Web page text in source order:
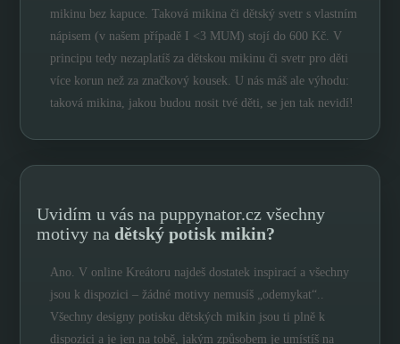
mikinu bez kapuce. Taková mikina či dětský svetr s vlastním
nápisem (v našem případě I <3 MUM) stojí do 600 Kč. V
principu tedy nezaplatíš za dětskou mikinu či svetr pro děti
více korun než za značkový kousek. U nás máš ale výhodu:
taková mikina, jakou budou nosit tvé děti, se jen tak nevidí!
Uvidím u vás na puppynator.cz všechny
motivy nadětský potisk mikin?
Ano. V online Kreátoru najdeš dostatek inspirací a všechny
jsou k dispozici – žádné motivy nemusíš „odemykat“..
Všechny designy potisku dětských mikin jsou ti plně k
dispozici a je jen na tobě, jakým způsobem je umístíš na